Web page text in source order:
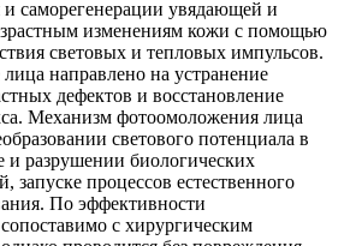
саморегенерации увядающей и
изменениям кожи с помощью
световых и тепловых импульсов.
направлено на устранение
дефектов и восстановление
Механизм фотоомоложения лица
светового потенциала в
и разрушении биологических
запуске процессов естественного
По эффективности
с хирургическим